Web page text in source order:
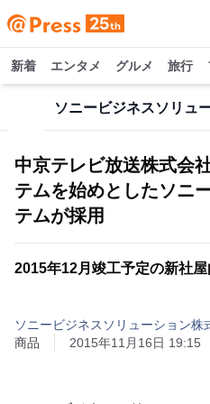
新着 エンタメ グルメ 旅行
中京テレビ放送株式会
テムを始めとしたソニ
テムが採用
2015年12月竣工予定の新社
ソニービジネスソリューション株
商品
2015年11月16日 19:15